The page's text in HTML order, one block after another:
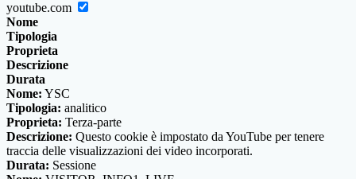
youtube.com
Nome
Tipologia
Proprieta
Descrizione
Durata
Nome: YSC
Tipologia: analitico
Proprieta: Terza-parte
Descrizione: Questo cookie è impostato da YouTube per tenere
traccia delle visualizzazioni dei video incorporati.
Durata: Sessione